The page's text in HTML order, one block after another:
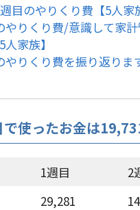
目のやりくり費【5人家
やりくり費/意識して家
家族】
やりくり費を振り返りま
使ったお金は
1週目
2
29,281